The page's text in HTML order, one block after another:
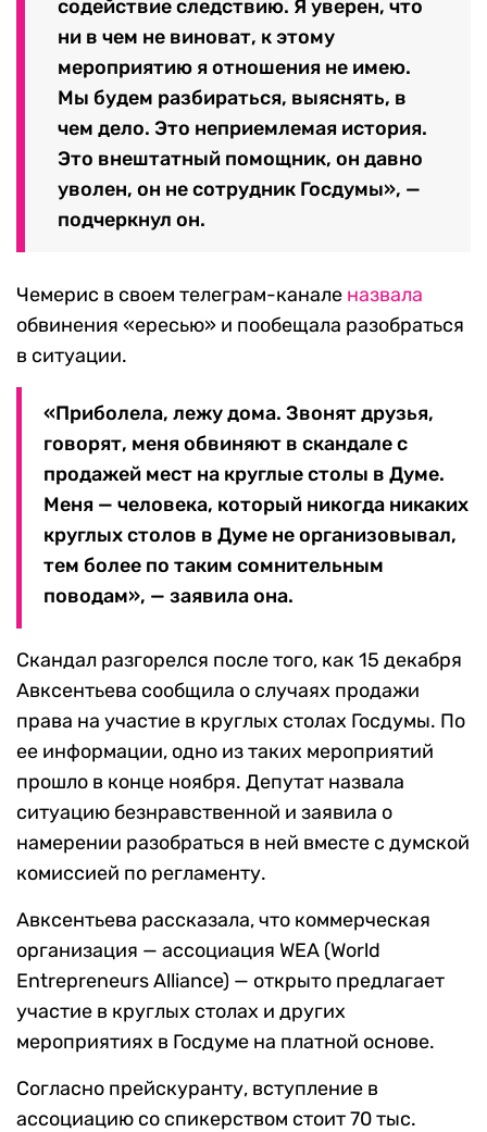
содействие следствию. Я уверен, что
ни в чем не виноват, к этому
мероприятию я отношения не имею.
Мы будем разбираться, выяснять, в
чем дело. Это неприемлемая история.
Это внештатный помощник, он давно
уволен, он не сотрудник Госдумы», —
подчеркнул он.
Чемерис в своем телеграм-канале назвала
обвинения «ересью» и пообещала разобраться
в ситуации.
«Приболела, лежу дома. Звонят друзья,
говорят, меня обвиняют в скандале с
продажей мест на круглые столы в Думе.
Меня — человека, который никогда никаких
круглых столов в Думе не организовывал,
тем более по таким сомнительным
поводам», — заявила она.
Скандал разгорелся после того, как 15 декабря
Авксентьева сообщила о случаях продажи
права на участие в круглых столах Госдумы. По
ее информации, одно из таких мероприятий
прошло в конце ноября. Депутат назвала
ситуацию безнравственной и заявила о
намерении разобраться в ней вместе с думской
комиссией по регламенту.
Авксентьева рассказала, что коммерческая
организация — ассоциация WEA (World
Entrepreneurs Alliance) — открыто предлагает
участие в круглых столах и других
мероприятиях в Госдуме на платной основе.
Согласно прейскуранту, вступление в
ассоциацию со спикерством стоит 70 тыс.